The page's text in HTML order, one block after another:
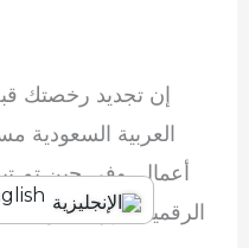
إن تجديد رخصتك
العربية السعودية
أعمال. وفي حين تم
الرقمية، فإنها لا تزال